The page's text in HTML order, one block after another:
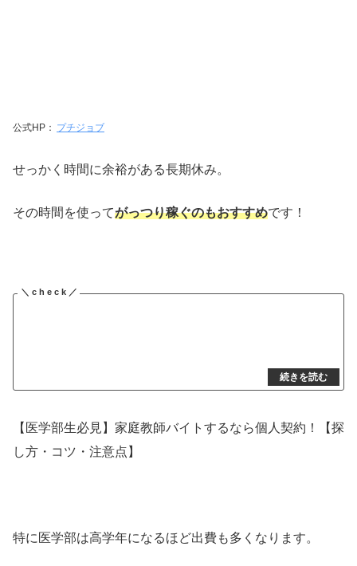
公式HP： プチジョブ
せっかく時間に余裕がある長期休み。
その時間を使ってがっつり稼ぐのもおすすめです！
【医学部生必見】家庭教師バイトするなら個人契約！【探
し方・コツ・注意点】
特に医学部は高学年になるほど出費も多くなります。